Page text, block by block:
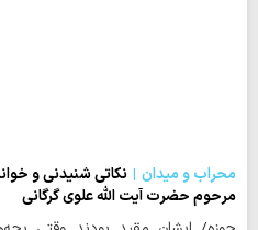
محراب و میدان
نکاتی شنیدنی و
مرحوم حضرت آیت الله علوی گرگانی